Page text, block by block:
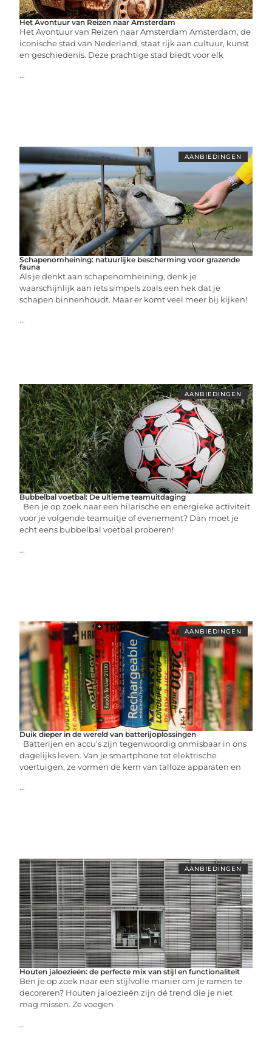
Het Avontuur van Reizen naar Amsterdam
Het Avontuur van Reizen naar Amsterdam Amsterdam, de
iconische stad van Nederland, staat rijk aan cultuur, kunst
en geschiedenis. Deze prachtige stad biedt voor elk
...
AANBIEDINGEN
Schapenomheining: natuurlijke bescherming voor grazende
fauna
Als je denkt aan schapenomheining, denk je
waarschijnlijk aan iets simpels zoals een hek dat je
schapen binnenhoudt. Maar er komt veel meer bij kijken!
...
AANBIEDINGEN
Bubbelbal voetbal: De ultieme teamuitdaging
Ben je op zoek naar een hilarische en energieke activiteit
voor je volgende teamuitje of evenement? Dan moet je
echt eens bubbelbal voetbal proberen!
...
AANBIEDINGEN
Duik dieper in de wereld van batterijoplossingen
Batterijen en accu’s zijn tegenwoordig onmisbaar in ons
dagelijks leven. Van je smartphone tot elektrische
voertuigen, ze vormen de kern van talloze apparaten en
...
AANBIEDINGEN
Houten jaloezieën: de perfecte mix van stijl en functionaliteit
Ben je op zoek naar een stijlvolle manier om je ramen te
decoreren? Houten jaloezieën zijn dé trend die je niet
mag missen. Ze voegen
...